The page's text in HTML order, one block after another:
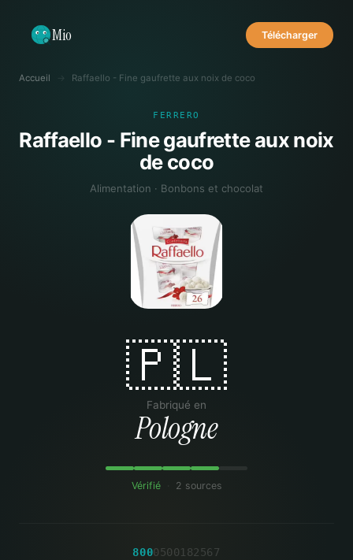
Mio Télécharger
Accueil → Raffaello - Fine gaufrette aux noix de coco
FERRERO
Raffaello - Fine gaufrette aux noix
de coco
Alimentation · Bonbons et chocolat
🇵🇱
Fabriqué en
Pologne
Vérifié 2 sources
8000 500 1 82 567